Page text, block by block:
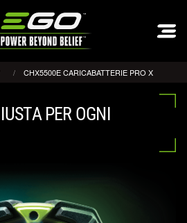
CHX5500E CARICABATTERIE PRO X
PER OGNI